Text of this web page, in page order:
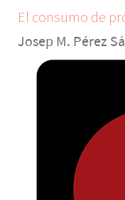
El consumo de
Josep M. Pérez